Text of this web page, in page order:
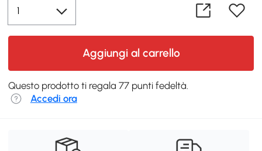
Aggiungi al carrello
Questo prodotto ti regala 77 punti fedeltà.
Accedi ora